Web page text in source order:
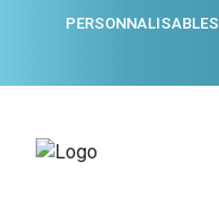
PERSONNALISABLES